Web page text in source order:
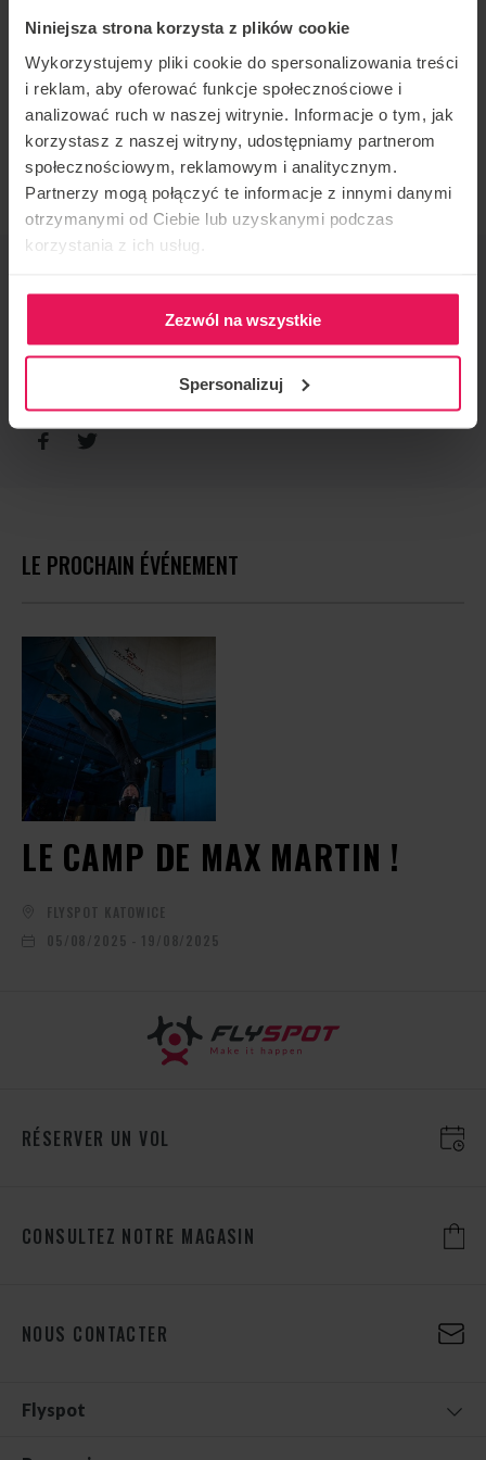
Niniejsza strona korzysta z plików cookie
Wykorzystujemy pliki cookie do spersonalizowania treści
i reklam, aby oferować funkcje społecznościowe i
analizować ruch w naszej witrynie. Informacje o tym, jak
korzystasz z naszej witryny, udostępniamy partnerom
społecznościowym, reklamowym i analitycznym.
Partnerzy mogą połączyć te informacje z innymi danymi
otrzymanymi od Ciebie lub uzyskanymi podczas
korzystania z ich usług.
Zezwól na wszystkie
Spersonalizuj
przy niskiej prędkości, jak i w lataniu D2W przy
wysokiej prędkości. Był głównym trenerem w Ifly UK
i pracuje w tej branży od 2013 roku.
Jeśli jesteś zaineresowany lub masz jakieś pytania,
napisz do nas:camps@flyspot.cm
Flyspot
RECOMMANDER CET ÉVÉNEMENT
LE PROCHAIN ÉVÉNEMENT
LE CAMP DE MAX MARTIN !
FLYSPOT KATOWICE
05/08/2025 - 19/08/2025
RÉSERVER UN VOL
CONSULTEZ NOTRE MAGASIN
NOUS CONTACTER
Flyspot